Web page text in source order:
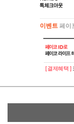
이벤트 페이
이벤트페이
[ 결제혜택 ]